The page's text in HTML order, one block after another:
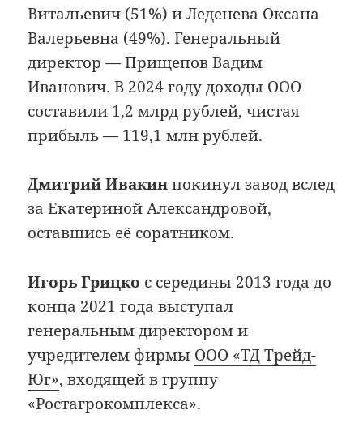
Витальевич (51%) и Леденева Оксана
Валерьевна (49%). Генеральный
директор — Прищепов Вадим
Иванович. В 2024 году доходы ООО
составили 1,2 млрд рублей, чистая
прибыль — 119,1 млн рублей.
Дмитрий Ивакинпокинул завод вслед
за Екатериной Александровой,
оставшись её соратником.
Игорь Грицко c середины 2013 года до
конца 2021 года выступал
генеральным директором и
учредителем фирмы ООО «ТД Трейд-
Юг», входящей в группу
«Ростагрокомплекса».